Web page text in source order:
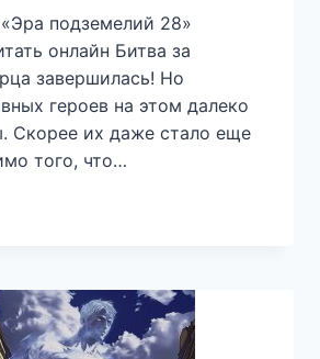
подземелий 28»
онлайн Битва за
завершилась! Но
героев на этом далеко
Скорее их даже стало еще
того, что…